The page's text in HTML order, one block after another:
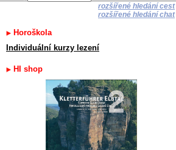
rozšířené hledání cest
rozšířené hledání chat
Horoškola
Individuální kurzy lezení
HI shop